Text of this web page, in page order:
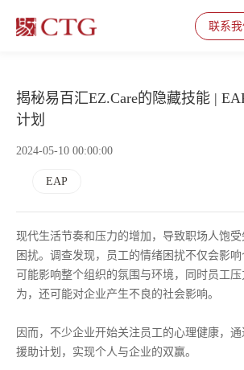
产品与服务
联系我
揭秘易百汇EZ.Care的隐藏技能 |
计划
2024-05-10 00:00:00
EAP
现代生活节奏和压力的增加，导致职场人饱
困扰。调查发现，员工的情绪困扰不仅会影
可能影响整个组织的氛围与环境，同时员工
为，还可能对企业产生不良的社会影响。
因而，不少企业开始关注员工的心理健康，
援助计划，实现个人与企业的双赢。